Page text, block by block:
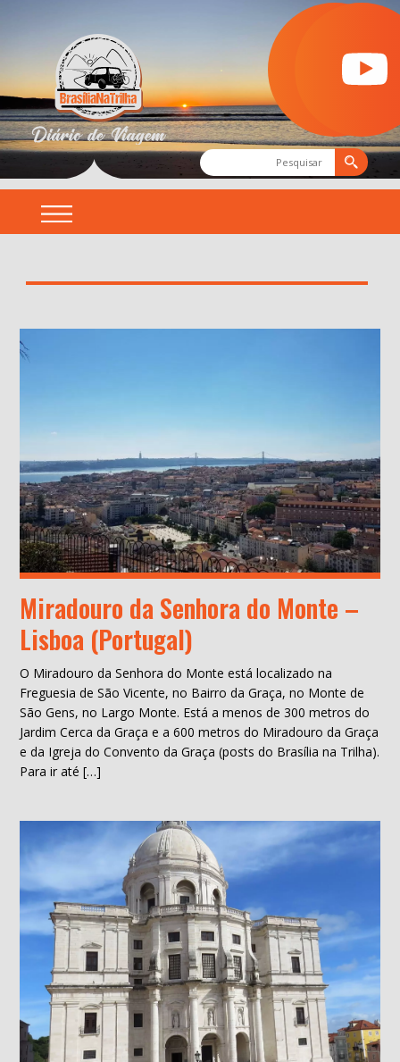
Miradouro da Senhora do Monte –
Lisboa (Portugal)
O Miradouro da Senhora do Monte está localizado na
Freguesia de São Vicente, no Bairro da Graça, no Monte de
São Gens, no Largo Monte. Está a menos de 300 metros do
Jardim Cerca da Graça e a 600 metros do Miradouro da Graça
e da Igreja do Convento da Graça (posts do Brasília na Trilha).
Para ir até […]